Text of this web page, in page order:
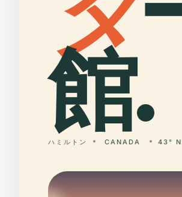
館.
ハミルトン CANADA 43°